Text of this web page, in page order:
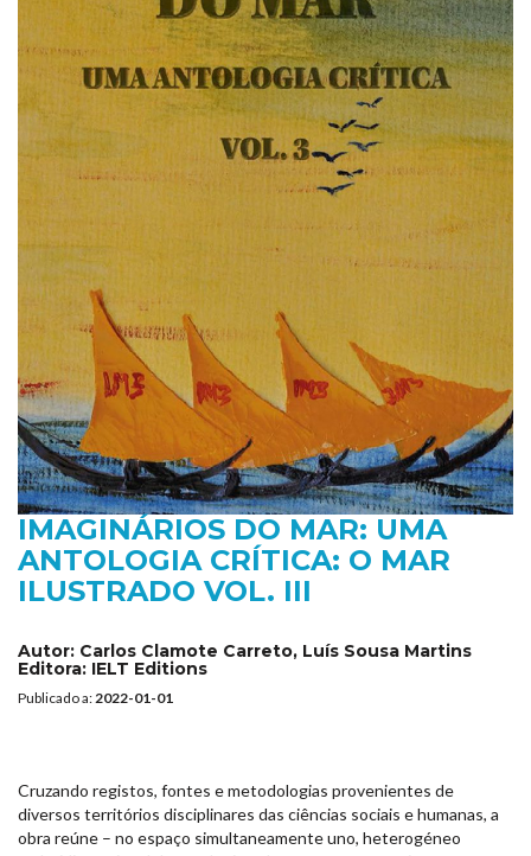
IMAGINÁRIOS DO MAR: UMA
ANTOLOGIA CRÍTICA: O MAR
ILUSTRADO VOL. III
Autor: Carlos Clamote Carreto, Luís Sousa Martins
Editora: IELT Editions
Publicado a:2022-01-01
Cruzando registos, fontes e metodologias provenientes de
diversos territórios disciplinares das ciências sociais e humanas, a
obra reúne – no espaço simultaneamente uno, heterogéneo